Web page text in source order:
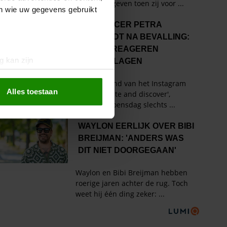
wie uw gegevens gebruikt
kan zijn
te bieden en om ons
partners voor social
die u aan ze heeft
met onze cookies als u
Alles toestaan